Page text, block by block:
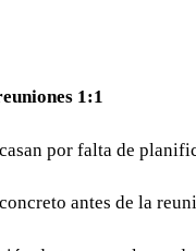
1:1
por falta de
antes de la